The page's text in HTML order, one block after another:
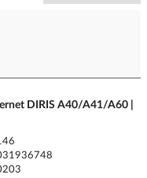
DIRIS A40/A41/A60 |